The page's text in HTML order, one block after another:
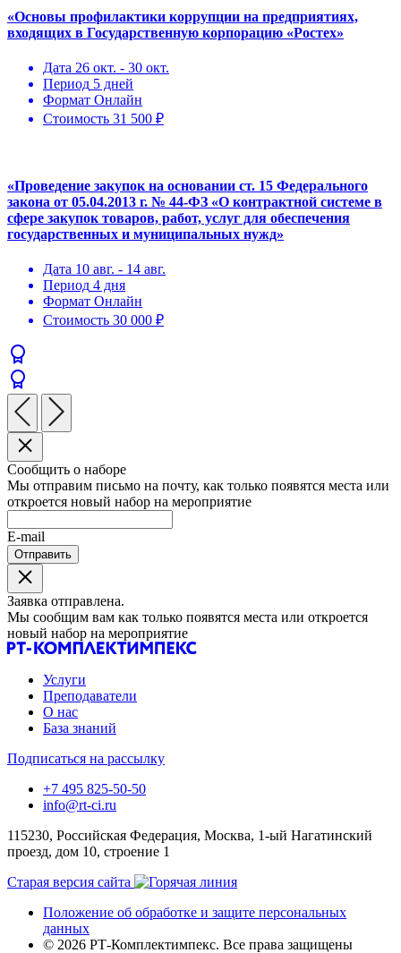
«Основы профилактики коррупции на предприятиях,
входящих в Государственную корпорацию «Ростех»
Дата 26 окт. - 30 окт.
Период 5 дней
Формат Онлайн
Стоимость 31 500 ₽
«Проведение закупок на основании ст. 15 Федерального
закона от 05.04.2013 г. № 44-ФЗ «О контрактной системе в
сфере закупок товаров, работ, услуг для обеспечения
государственных и муниципальных нужд»
Дата 10 авг. - 14 авг.
Период 4 дня
Формат Онлайн
Стоимость 30 000 ₽
Сообщить о наборе
Мы отправим письмо на почту, как только появятся места или
откроется новый набор на мероприятие
E-mail
Отправить
Заявка отправлена.
Мы сообщим вам как только появятся места или откроется
новый набор на мероприятие
Услуги
Преподаватели
О нас
База знаний
Подписаться на рассылку
+7 495 825-50-50
info@rt-ci.ru
115230, Российская Федерация, Москва, 1-ый Нагатинский
проезд, дом 10, строение 1
Старая версия сайта
Положение об обработке и защите персональных
данных
© 2026 РТ-Комплектимпекс. Все права защищены